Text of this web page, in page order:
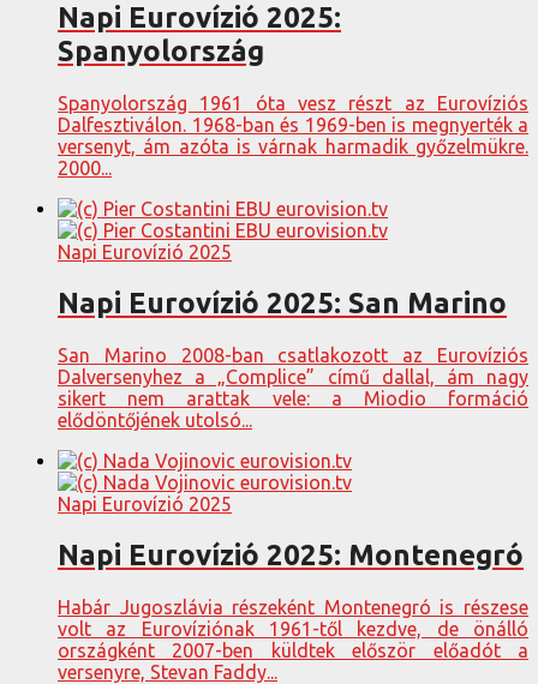
Napi Eurovízió 2025:
Spanyolország
Spanyolország 1961 óta vesz részt az Eurovíziós
Dalfesztiválon. 1968-ban és 1969-ben is megnyerték a
versenyt, ám azóta is várnak harmadik győzelmükre.
2000...
Napi Eurovízió 2025
Napi Eurovízió 2025: San Marino
San Marino 2008-ban csatlakozott az Eurovíziós
Dalversenyhez a „Complice” című dallal, ám nagy
sikert nem arattak vele: a Miodio formáció
elődöntőjének utolsó...
Napi Eurovízió 2025
Napi Eurovízió 2025: Montenegró
Habár Jugoszlávia részeként Montenegró is részese
volt az Eurovíziónak 1961-től kezdve, de önálló
országként 2007-ben küldtek először előadót a
versenyre, Stevan Faddy...